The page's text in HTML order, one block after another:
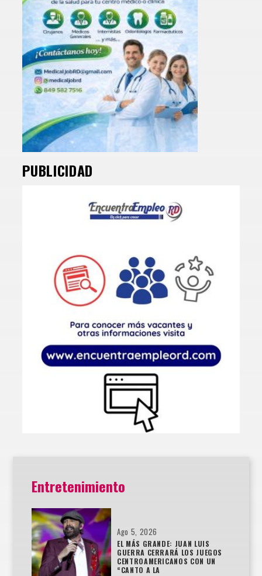
PUBLICIDAD
Entretenimiento
Ago 5, 2026
EL MÁS GRANDE: JUAN LUIS
GUERRA CERRARÁ LOS JUEGOS
CENTROAMERICANOS CON UN
“CANTO A LA